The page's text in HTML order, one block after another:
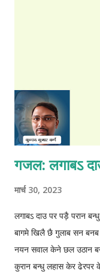
गजल: लगाबऽ
मार्च 30, 2023
लगाबऽ दाउ पर पड़ै परान
बागमे खिलै छै गुलाब सन
नयन सवाल केने छल उठान
कुरान बन्धु लहास केर ढेरपर